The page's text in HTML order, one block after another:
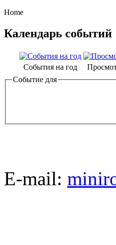
Home
Календарь событий
События на год
Событие для
E-mail: